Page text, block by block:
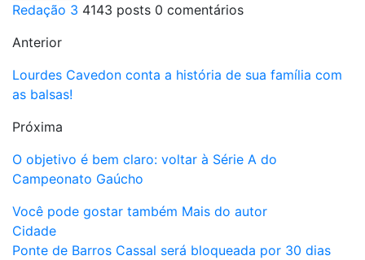
Redação 3 4143 posts 0 comentários
Anterior
Lourdes Cavedon conta a história de sua família com
as balsas!
Próxima
O objetivo é bem claro: voltar à Série A do
Campeonato Gaúcho
Você pode gostar também Mais do autor
Cidade
Ponte de Barros Cassal será bloqueada por 30 dias